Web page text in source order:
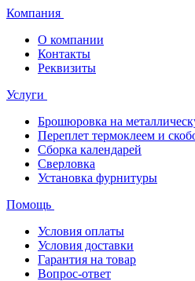
Компания
О компании
Контакты
Реквизиты
Услуги
Брошюровка на
Переплет термоклеем и
Сборка календарей
Сверловка
Установка фурнитуры
Помощь
Условия оплаты
Условия доставки
Гарантия на товар
Вопрос-ответ